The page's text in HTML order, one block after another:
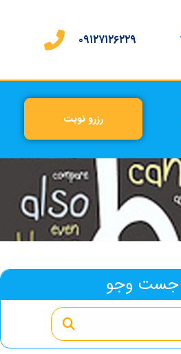
۰۹۱۲۷۱۲۶۲۲۹
رزرو نوبت
جست وجو